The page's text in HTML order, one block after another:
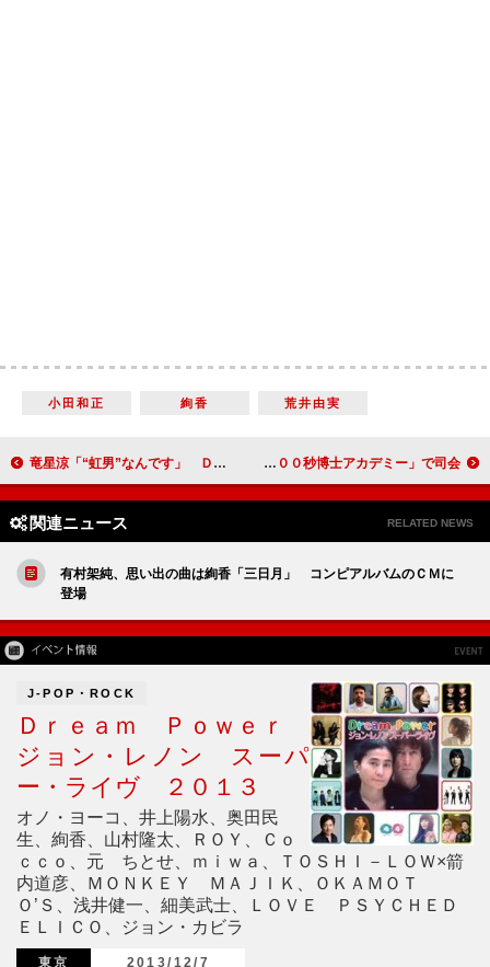
小田和正 絢香 荒井由実
竜星涼「“虹男”なんです」 ＤＶＤ発売イベントでファンに“ささやき” ダウンタウン松本「キリッとした賢い部分を見て」 新番組「１００秒博士アカデミー」で司会
関連ニュース RELATED NEWS
有村架純、思い出の曲は絢香「三日月」 コンピアルバムのＣＭに
登場
J-POP・ROCK
Ｄｒｅａｍ Ｐｏｗｅｒ
ジョン・レノン スーパ
ー・ライヴ ２０１３
オノ・ヨーコ、井上陽水、奥田民
生、絢香、山村隆太、ＲＯＹ、Ｃｏ
ｃｃｏ、元 ちとせ、ｍｉｗａ、ＴＯＳＨＩ－ＬＯＷ×箭
内道彦、ＭＯＮＫＥＹ ＭＡＪＩＫ、ＯＫＡＭＯＴ
Ｏ’Ｓ、浅井健一、細美武士、ＬＯＶＥ ＰＳＹＣＨＥＤ
ＥＬＩＣＯ、ジョン・カビラ
東京 2013/12/7